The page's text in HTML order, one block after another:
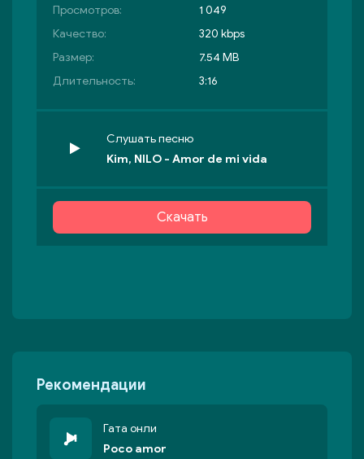
Просмотров:
1 049
Качество:
320 kbps
Размер:
7.54 MB
Длительность:
3:16
Слушать песню
Kim, NILO - Amor de mi vida
Скачать
Рекомендации
Гата онли
Poco amor